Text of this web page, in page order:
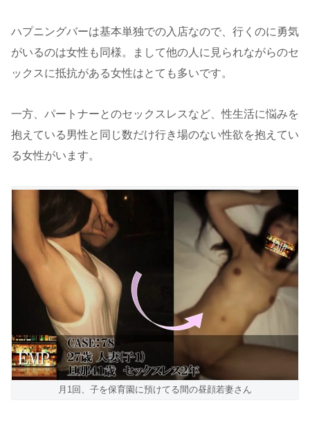
ハプニングバーは基本単独での入店なので、行くのに勇気
がいるのは女性も同様。まして他の人に見られながらのセ
ックスに抵抗がある女性はとても多いです。
一方、パートナーとのセックスレスなど、性生活に悩みを
抱えている男性と同じ数だけ行き場のない性欲を抱えてい
る女性がいます。
月1回、子を保育園に預けてる間の昼顔若妻さん